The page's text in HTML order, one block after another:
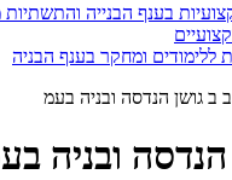
בענף הבנייה
ללימודים ומחקר בענף הבניה
ב ב גושן הנדסה ובניה בעמ
ובניה